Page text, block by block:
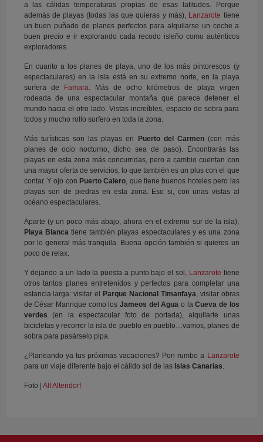
a las cálidas temperaturas propias de esas latitudes. Porque
además de playas (todas las que quieras y más), Lanzarote tiene
un buen puñado de planes perfectos para alquilarse un coche a
buen precio e ir explorando cada recodo isleño como auténticos
exploradores.
En cuanto a los planes de playa, uno de los más pintorescos (y
espectaculares) en la isla está en su extremo norte, en la playa
surfera de
Famara. Más de ocho kilómetros de playa virgen
rodeada de una espectacular montaña que parece detener el
mundo hacia el otro lado. Vistas increíbles, espacio de sobra para
todos y mucho rollo surfero en toda la zona.
Más turísticas son las playas en Puerto del Carmen (con más
planes de ocio nocturno, dicho sea de paso). Encontrarás las
playas en esta zona más concurridas, pero a cambio cuentan con
una mayor oferta de servicios, lo que también es un plus con el que
contar. Y ojo con Puerto Calero, que tiene buenos hoteles pero las
playas son de piedras en esta zona. Eso si, con unas vistas al
océano espectaculares.
Aparte (y un poco más abajo, ahora en el extremo sur de la isla),
Playa Blancatiene también playas espectaculares y es una zona
por lo general más tranquila. Buena opción también si quieres un
poco de relax.
Y dejando a un lado la puesta a punto bajo el sol, Lanzarote tiene
otros tantos planes entretenidos y perfectos para completar una
estancia larga: visitar el
Parque Nacional Timanfaya, visitar obras
de César Manrique como los Jameos del Agua o laCueva de los
verdes (en la espectacular foto de portada), alquilarte unas
bicicletas y recorrer la isla de pueblo en pueblo…vamos, planes de
sobra para pasárselo pipa.
¿Planeando ya tus próximas vacaciones? Pon rumbo a Lanzarote
para un viaje diferente bajo el cálido sol de las Islas Canarias.
Foto | Alf Altendorf